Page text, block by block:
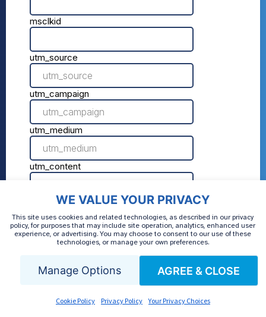
WE VALUE YOUR PRIVACY
This site uses cookies and related technologies, as described in our privacy
policy, for purposes that may include site operation, analytics, enhanced user
experience, or advertising. You may choose to consent to our use of these
technologies, or manage your own preferences.
Manage Options AGREE & CLOSE
Cookie Policy Privacy Policy Your Privacy Choices
Al enviar, acepta los términos y
condiciones de AmeriPharma.Condiciones
de uso,política de privacidad, yAviso de
prácticas de privacidad